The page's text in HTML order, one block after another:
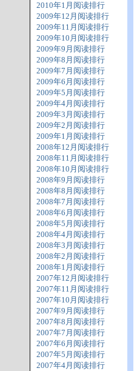
2010年1月阅读排行
2009年12月阅读排行
2009年11月阅读排行
2009年10月阅读排行
2009年9月阅读排行
2009年8月阅读排行
2009年7月阅读排行
2009年6月阅读排行
2009年5月阅读排行
2009年4月阅读排行
2009年3月阅读排行
2009年2月阅读排行
2009年1月阅读排行
2008年12月阅读排行
2008年11月阅读排行
2008年10月阅读排行
2008年9月阅读排行
2008年8月阅读排行
2008年7月阅读排行
2008年6月阅读排行
2008年5月阅读排行
2008年4月阅读排行
2008年3月阅读排行
2008年2月阅读排行
2008年1月阅读排行
2007年12月阅读排行
2007年11月阅读排行
2007年10月阅读排行
2007年9月阅读排行
2007年8月阅读排行
2007年7月阅读排行
2007年6月阅读排行
2007年5月阅读排行
2007年4月阅读排行